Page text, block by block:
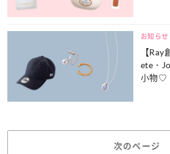
お知らせ
【
ete・
小物♡
次のページ